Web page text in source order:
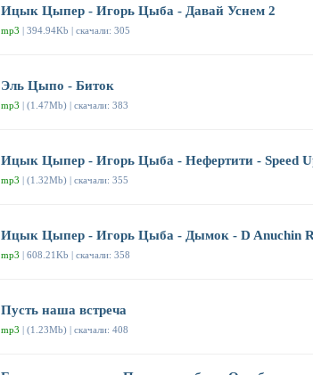
Ицык Цыпер - Игорь Цыба - Давай Уснем 2
mp3 | 394.94Kb | скачали: 305
Эль Цыпо - Биток
mp3 | (1.47Mb) | скачали: 383
Ицык Цыпер - Игорь Цыба - Нефертити - Speed
mp3 | (1.32Mb) | скачали: 355
Ицык Цыпер - Игорь Цыба - Дымок - D Anuchin
mp3 | 608.21Kb | скачали: 358
Пусть наша встреча
mp3 | (1.23Mb) | скачали: 408